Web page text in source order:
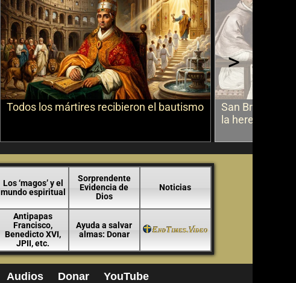
Todos los mártires recibieron el bautismo
San Bruno
la herejía
>
Los ‘magos’ y el
mundo espiritual
Sorprendente
Evidencia de
Dios
Noticias
Antipapas
Francisco,
Benedicto XVI,
JPII, etc.
Ayuda a salvar
almas: Donar
Audios Donar YouTube